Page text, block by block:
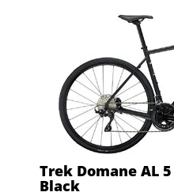
Trek Domane AL
Black